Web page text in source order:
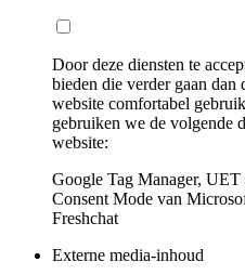
Door deze diensten te
bieden die verder gaan dan
website comfortabel
gebruiken we de volgende
website:
Google Tag Manager,
Consent Mode van
Freshchat
Externe media-inhoud